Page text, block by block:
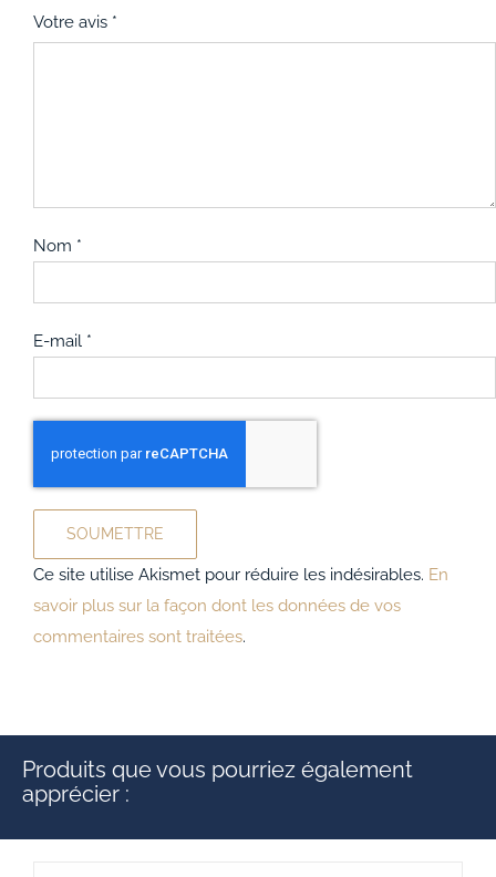
Votre avis *
Nom *
E-mail *
Ce site utilise Akismet pour réduire les indésirables. En
savoir plus sur la façon dont les données de vos
commentaires sont traitées.
Produits que vous pourriez également
apprécier :